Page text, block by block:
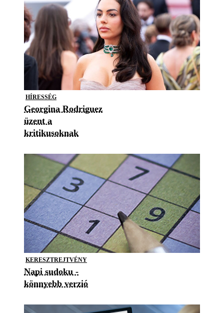
HÍRESSÉG
Georgina Rodriguez
üzent a
kritikusoknak
KERESZTREJTVÉNY
Napi sudoku -
könnyebb verzió